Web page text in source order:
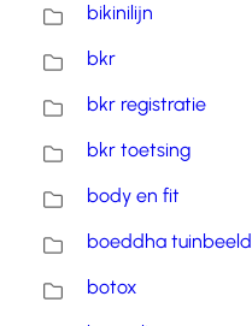
bikinilijn
bkr
bkr registratie
bkr toetsing
body en fit
boeddha tuinbeeld
botox